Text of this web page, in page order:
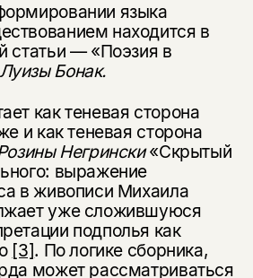
языка
находится в
статьи — «Поэзия в
Бонак.
как теневая сторона
и как теневая сторона
Негрински«Скрытый
выражение
в живописи Михаила
уже сложившуюся
подполья как
[3]. По логике сборника,
может рассматриваться